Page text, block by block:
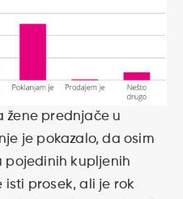
žene prednjače u
je pokazalo, da osim
pojedinih kupljenih
isti prosek, ali je rok